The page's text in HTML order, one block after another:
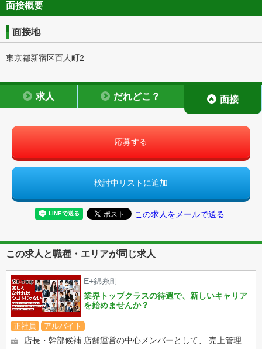
面接概要
面接地
東京都新宿区百人町2
求人 だれどこ？ 面接
応募する
検討中リストに追加
この求人をメールで送る
この求人と職種・エリアが同じ求人
E+錦糸町
業界トップクラスの待遇で、新しいキャリア
を始めませんか？
正社員 アルバイト